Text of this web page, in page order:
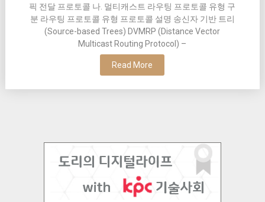
픽 전달 프로토콜 나. 멀티캐스트 라우팅 프로토콜 유형 구
분 라우팅 프로토콜 유형 프로토콜 설명 송신자 기반 트리
(Source-based Trees) DVMRP (Distance Vector
Multicast Routing Protocol) –
Read More